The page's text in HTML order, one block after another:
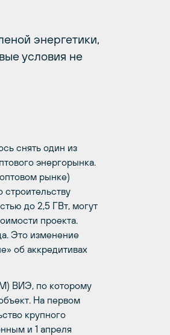
энергетики,
условия не
снять один из
энергорынка.
рынке)
до 2,5 ГВт, могут
проекта.
Это изменение
об аккредитивах
ВИЭ, по которому
На первом
крупного
и 1 апреля